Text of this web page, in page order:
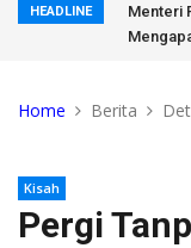
HEADLINE
di
Menteri
Home Berita
Kisah
Pergi